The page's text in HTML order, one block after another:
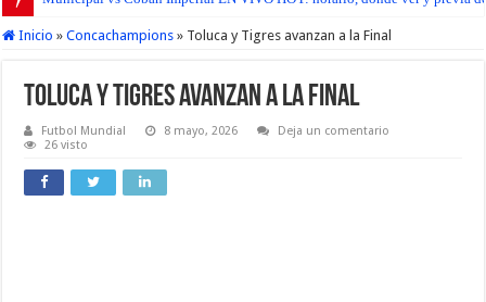
Inicio » Concachampions » Toluca y Tigres avanzan a la Final
Toluca y Tigres avanzan a la Final
Futbol Mundial 8 mayo, 2026
Deja un comentario
26 visto